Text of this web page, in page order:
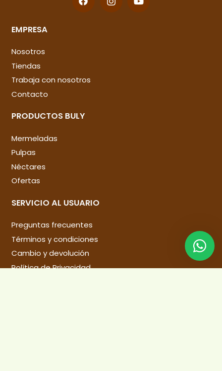
EMPRESA
Nosotros
Tiendas
Trabaja con nosotros
Contacto
PRODUCTOS BULY
Mermeladas
Pulpas
Néctares
Ofertas
SERVICIO AL USUARIO
Preguntas frecuentes
Términos y condiciones
Cambio y devolución
Política de Privacidad